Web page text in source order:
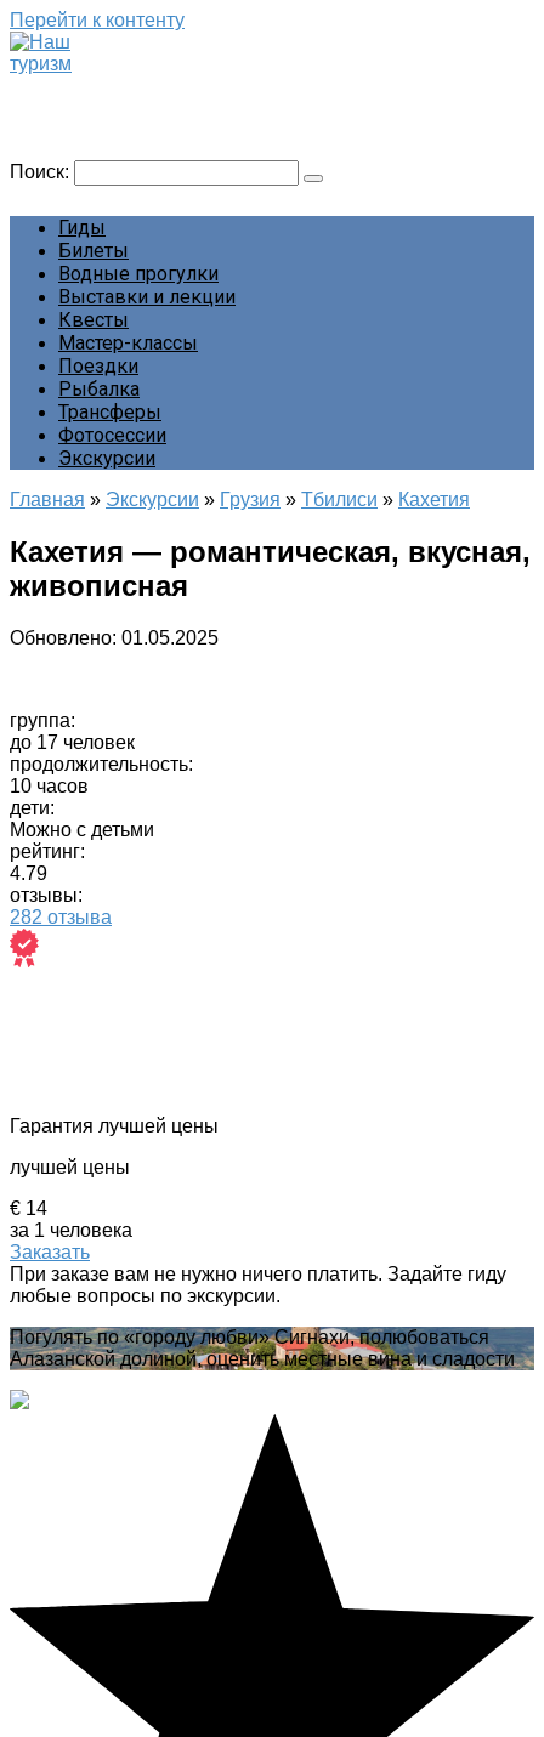
Перейти к контенту
Поиск:
Гиды
Билеты
Водные прогулки
Выставки и лекции
Квесты
Мастер-классы
Поездки
Рыбалка
Трансферы
Фотосессии
Экскурсии
Главная » Экскурсии » Грузия » Тбилиси » Кахетия
Кахетия — романтическая, вкусная,
живописная
Обновлено: 01.05.2025
группа:
до 17 человек
продолжительность:
10 часов
дети:
Можно с детьми
рейтинг:
4.79
отзывы:
282 отзыва
Гарантия лучшей цены
лучшей цены
€ 14
за 1 человека
Заказать
При заказе вам не нужно ничего платить. Задайте гиду
любые вопросы по экскурсии.
Погулять по «городу любви» Сигнахи, полюбоваться
Алазанской долиной, оценить местные вина и сладости